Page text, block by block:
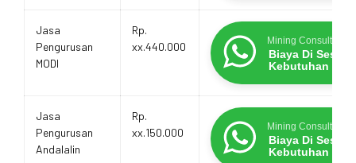
Jasa
Pengurusan
MODI
Rp.
xx.440.000
Mining Consultants
Biaya Di
Kebutuhan
Jasa
Pengurusan
Andalalin
Rp.
xx.150.000
Mining Consultants
Biaya Di
Kebutuhan